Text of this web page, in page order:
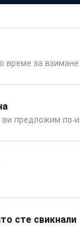
време за взимане
предложим по-
сте свикнали